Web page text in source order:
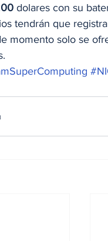
dolares con su
tendrán que
momento solo se